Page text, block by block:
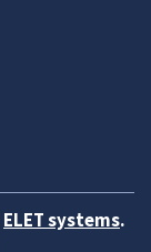
ELET systems.